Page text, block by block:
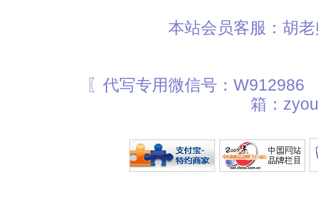
本站会员客服：胡
〖代写专用微信号：
箱：